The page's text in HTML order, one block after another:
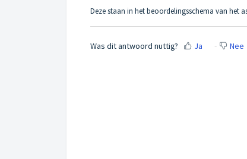
Deze staan in het beoordelingsschema van het
Was dit antwoord nuttig? Ja Nee